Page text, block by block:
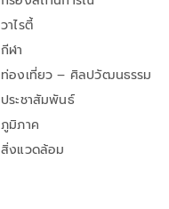
วาไรตี้
กีฬา
ท่องเที่ยว – ศิลปวัฒนธรรม
ประชาสัมพันธ์
ภูมิภาค
สิ่งแวดล้อม